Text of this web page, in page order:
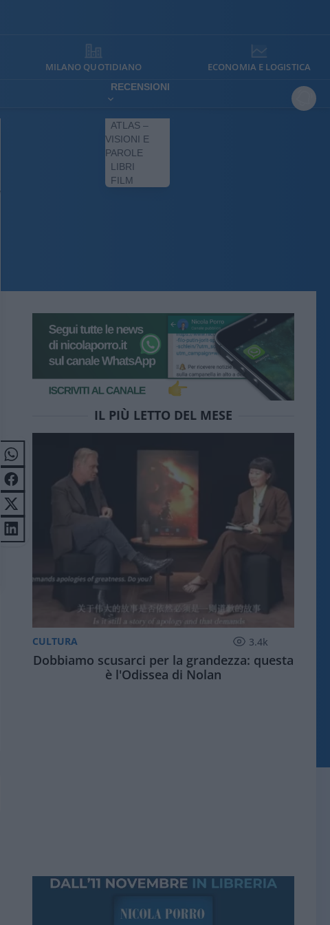
MILANO QUOTIDIANO ECONOMIA E LOGISTICA
RECENSIONI
ATLAS –
VISIONI E
PAROLE
LIBRI
FILM
IL PIÙ LETTO DEL MESE
CULTURA 3.4k
Dobbiamo scusarci per la grandezza: questa
è l'Odissea di Nolan